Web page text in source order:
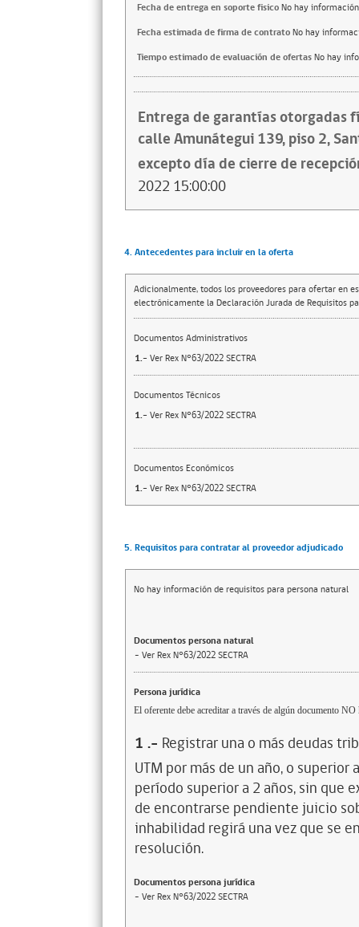
Fecha de entrega en soporte fisicoNo hay información
Fecha estimada de firma de contratoNo hay
Tiempo estimado de evaluación de ofertasNo hay
Entrega de garantías otorgadas
calle Amunátegui 139, piso 2,
excepto día de cierre de
2022 15:00:00
4. Antecedentes para incluir en la oferta
Adicionalmente, todos los proveedores para ofertar en
electrónicamente la Declaración Jurada de Requisitos
Documentos Administrativos
1.- Ver Rex N°63/2022 SECTRA
Documentos Técnicos
1.- Ver Rex N°63/2022 SECTRA
Documentos Económicos
1.- Ver Rex N°63/2022 SECTRA
5. Requisitos para contratar al proveedor adjudicado
No hay información de requisitos para persona natural
Documentos persona natural
- Ver Rex N°63/2022 SECTRA
Persona jurídica
El oferente debe acreditar a través de algún documento
1 .- Registrar una o más deudas
UTM por más de un año, o
período superior a 2 años, sin que
de encontrarse pendiente juicio
inhabilidad regirá una vez que se
resolución.
Documentos persona jurídica
- Ver Rex N°63/2022 SECTRA